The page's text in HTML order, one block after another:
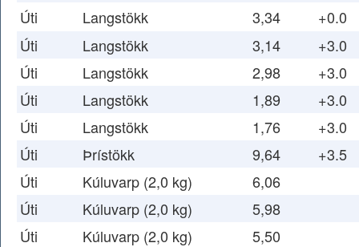
Úti
Langstökk 3,34
+0.0
Úti
Langstökk 3,14
+3.0
Úti
Langstökk 2,98
+3.0
Úti
Langstökk 1,89
+3.0
Úti
Langstökk 1,76
+3.0
Úti
Þrístökk 9,64
+3.5
Úti
Kúluvarp (2,0 kg)
6,06
Úti
Kúluvarp (2,0 kg)
5,98
Úti
Kúluvarp (2,0 kg) 5,50